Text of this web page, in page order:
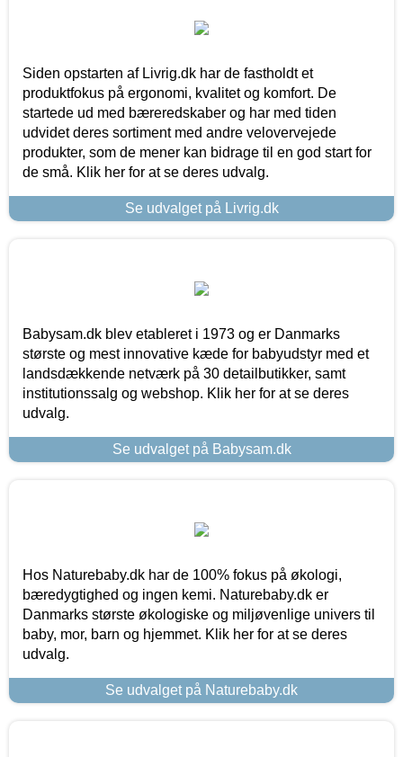
Siden opstarten af Livrig.dk har de fastholdt et
produktfokus på ergonomi, kvalitet og komfort. De
startede ud med bæreredskaber og har med tiden
udvidet deres sortiment med andre velovervejede
produkter, som de mener kan bidrage til en god start for
de små. Klik her for at se deres udvalg.
Se udvalget på Livrig.dk
Babysam.dk blev etableret i 1973 og er Danmarks
største og mest innovative kæde for babyudstyr med et
landsdækkende netværk på 30 detailbutikker, samt
institutionssalg og webshop. Klik her for at se deres
udvalg.
Se udvalget på Babysam.dk
Hos Naturebaby.dk har de 100% fokus på økologi,
bæredygtighed og ingen kemi. Naturebaby.dk er
Danmarks største økologiske og miljøvenlige univers til
baby, mor, barn og hjemmet. Klik her for at se deres
udvalg.
Se udvalget på Naturebaby.dk